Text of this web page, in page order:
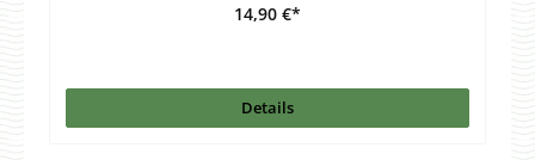
14,90 €*
Details